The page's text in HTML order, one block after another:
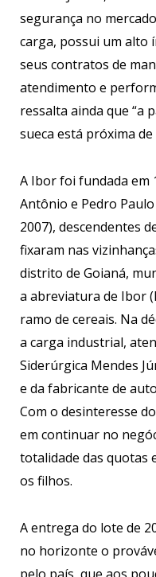
segurança no
carga, possui um alto
seus contratos de
atendimento e
ressalta ainda que “a
sueca está próxima
A Ibor foi fundada em
Antônio e Pedro
2007), descendentes
fixaram nas
distrito de Goianá,
a abreviatura de Ibor
ramo de cereais. Na
a carga industrial,
Siderúrgica Mendes
e da fabricante de
Com o desinteresse
em continuar no
totalidade das quotas
os filhos.
A entrega do lote de
no horizonte o